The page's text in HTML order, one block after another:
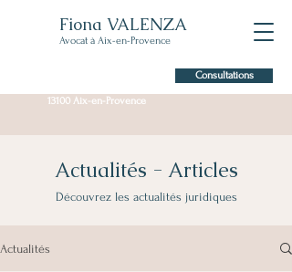
Fiona VALENZA
Avocat à Aix-en-Provence
13100 Aix-en-Provence
Consultations
Actualités - Articles
Découvrez les actualités juridiques
Actualités